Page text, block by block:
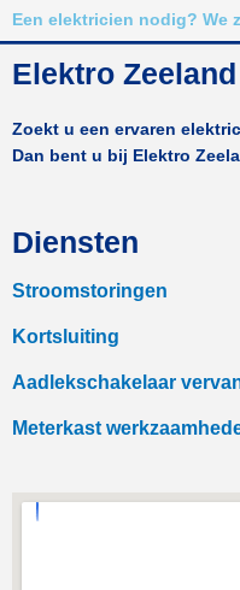
Een elektricien nodig? We
Elektro Zeeland
Zoekt u een ervaren
Dan bent u bij Elektro
Diensten
Stroomstoringen
Kortsluiting
Aadlekschakelaar
Meterkast